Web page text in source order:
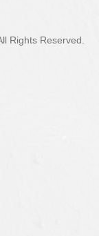
Rights Reserved.